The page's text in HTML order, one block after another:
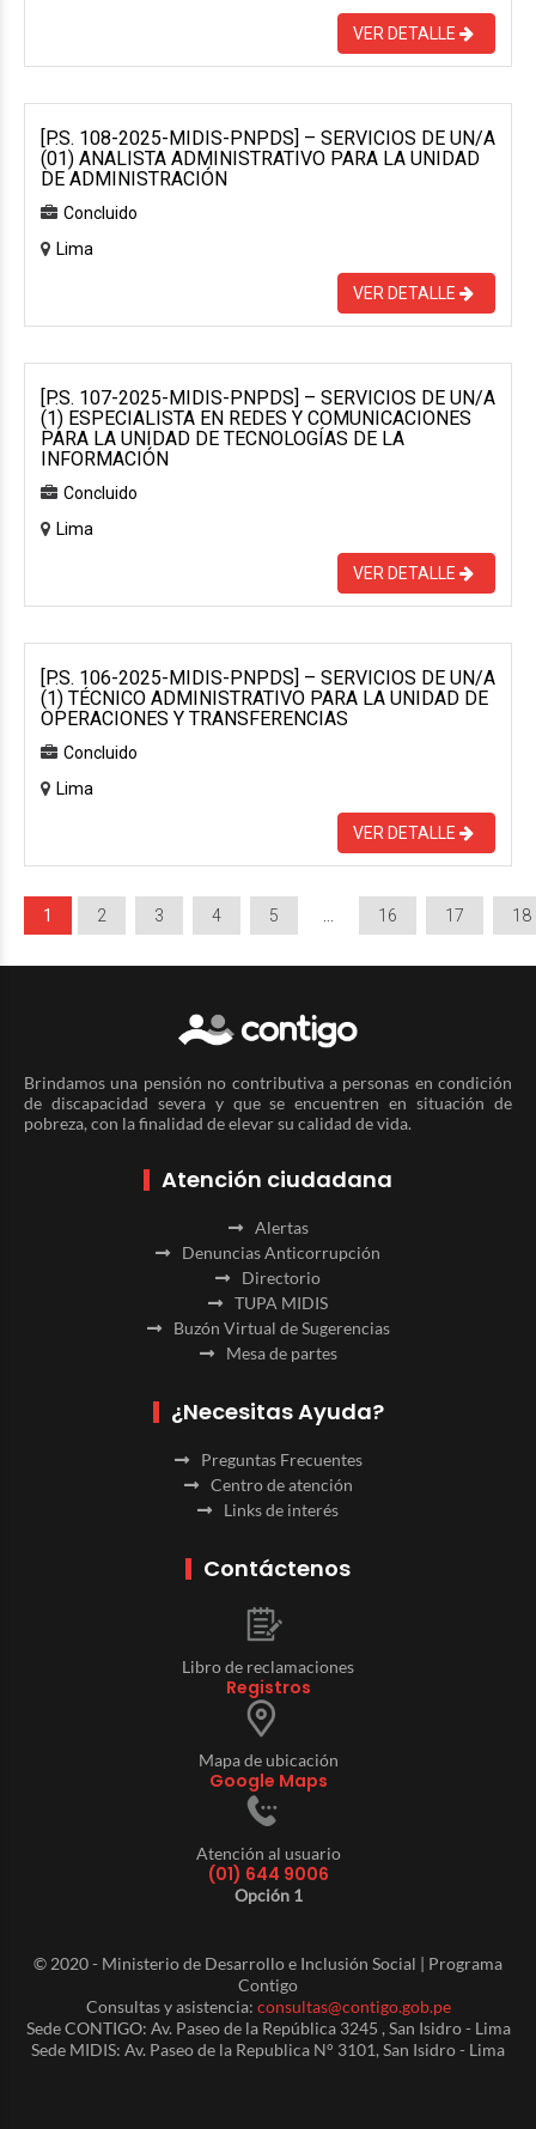
VER DETALLE
[P.S. 108-2025-MIDIS-PNPDS] – SERVICIOS DE UN/A
(01) ANALISTA ADMINISTRATIVO PARA LA UNIDAD
DE ADMINISTRACIÓN
Concluido
Lima
VER DETALLE
[P.S. 107-2025-MIDIS-PNPDS] – SERVICIOS DE UN/A
(1) ESPECIALISTA EN REDES Y COMUNICACIONES
PARA LA UNIDAD DE TECNOLOGÍAS DE LA
INFORMACIÓN
Concluido
Lima
VER DETALLE
[P.S. 106-2025-MIDIS-PNPDS] – SERVICIOS DE UN/A
(1) TÉCNICO ADMINISTRATIVO PARA LA UNIDAD DE
OPERACIONES Y TRANSFERENCIAS
Concluido
Lima
VER DETALLE
1 2 3 4 5 16 17 18
Brindamos una pensión no contributiva a personas en condición
de discapacidad severa y que se encuentren en situación de
pobreza, con la finalidad de elevar su calidad de vida.
Atención ciudadana
Alertas
Denuncias Anticorrupción
Directorio
TUPA MIDIS
Buzón Virtual de Sugerencias
Mesa de partes
¿Necesitas Ayuda?
Preguntas Frecuentes
Centro de atención
Links de interés
Contáctenos
Libro de reclamaciones
Registros
Mapa de ubicación
Google Maps
Atención al usuario
(01) 644 9006
Opción 1
© 2020 - Ministerio de Desarrollo e Inclusión Social | Programa
Contigo
Consultas y asistencia: consultas@contigo.gob.pe
Sede CONTIGO: Av. Paseo de la República 3245 , San Isidro - Lima
Sede MIDIS: Av. Paseo de la Republica N° 3101, San Isidro - Lima